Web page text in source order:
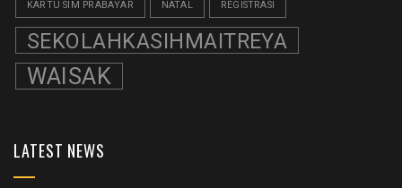
KARTU SIM PRABAYAR NATAL REGISTRASI
SEKOLAHKASIHMAITREYA
WAISAK
LATEST NEWS